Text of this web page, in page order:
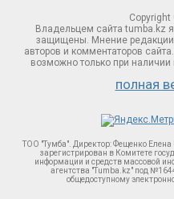
Владельцем сайта tumba.kz
защищены. Мнение
авторов и комментаторов
возможно только при
полная
ТОО "Тумба". Директор: Фещенко
зарегистрирован в Комитете
информации и средств массовой
агентства "Tumba.kz" под
общедоступному